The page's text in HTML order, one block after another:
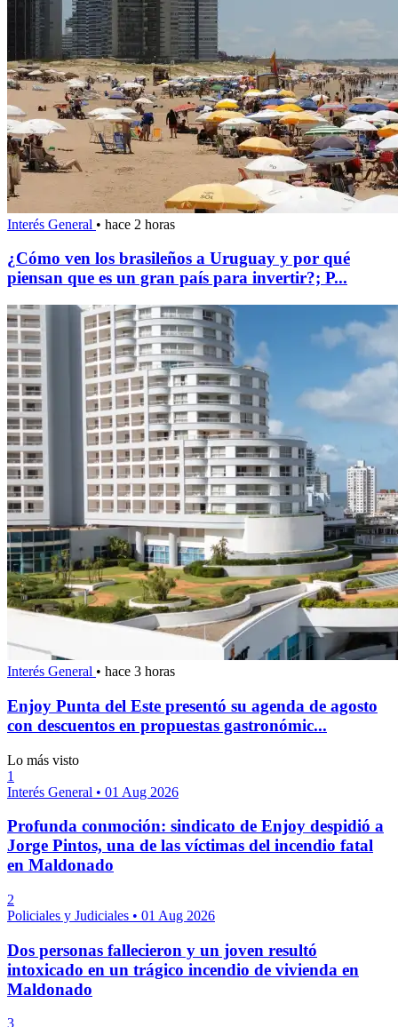
Interés General • hace 2 horas
¿Cómo ven los brasileños a Uruguay y por qué
piensan que es un gran país para invertir?; P...
Interés General • hace 3 horas
Enjoy Punta del Este presentó su agenda de agosto
con descuentos en propuestas gastronómic...
Lo más visto
1
Interés General • 01 Aug 2026
Profunda conmoción: sindicato de Enjoy despidió a
Jorge Pintos, una de las víctimas del incendio fatal
en Maldonado
2
Policiales y Judiciales • 01 Aug 2026
Dos personas fallecieron y un joven resultó
intoxicado en un trágico incendio de vivienda en
Maldonado
3